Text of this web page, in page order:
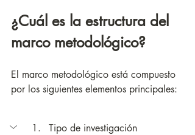
¿Cuál es la estructura del
marco metodológico?
El marco metodológico está compuesto
por los siguientes elementos principales:
Tipo de investigación